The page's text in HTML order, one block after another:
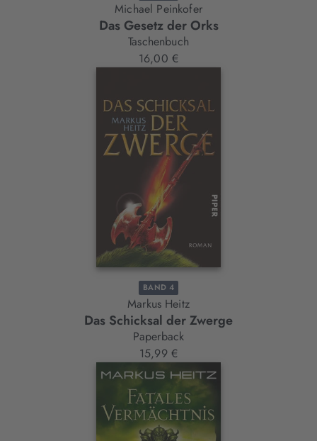
Michael Peinkofer
Das Gesetz der Orks
Taschenbuch
16,00 €
BAND 4
Markus Heitz
Das Schicksal der Zwerge
Paperback
15,99 €